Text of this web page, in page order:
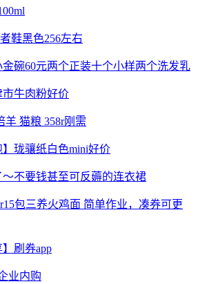
鞋黑色256左右
金碗60元两个正装十个小样两个洗发乳
市牛肉粉好价
羊 猫粮 358r刚需
】珑骧纸白色mini好价
～不要钱甚至可反薅的连衣裙
包三养火鸡面 简单作业，凑券可更
】刷券app
业内购